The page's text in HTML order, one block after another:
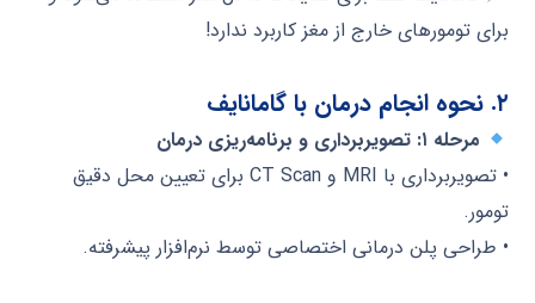
برای تومورهای خارج از مغز کاربرد ندارد!
۲. نحوه انجام درمان با گامانایف
مرحله ۱: تصویربرداری و برنامه‌ریزی درمان
• تصویربرداری با MRI و CT Scan برای تعیین محل دقیق
تومور.
• طراحی پلن درمانی اختصاصی توسط نرم‌افزار پیشرفته.